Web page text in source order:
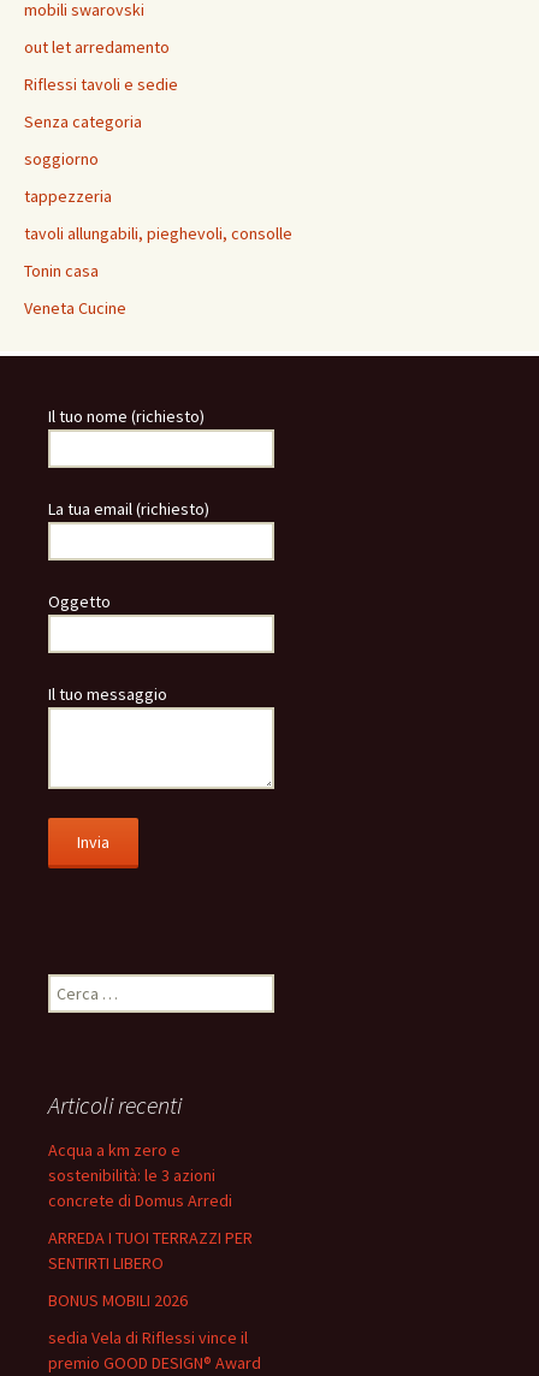
mobili swarovski
out let arredamento
Riflessi tavoli e sedie
Senza categoria
soggiorno
tappezzeria
tavoli allungabili, pieghevoli, consolle
Tonin casa
Veneta Cucine
Il tuo nome (richiesto)
La tua email (richiesto)
Oggetto
Il tuo messaggio
Ricerca
per:
Articoli recenti
Acqua a km zero e
sostenibilità: le 3 azioni
concrete di Domus Arredi
ARREDA I TUOI TERRAZZI PER
SENTIRTI LIBERO
BONUS MOBILI 2026
sedia Vela di Riflessi vince il
premio GOOD DESIGN® Award